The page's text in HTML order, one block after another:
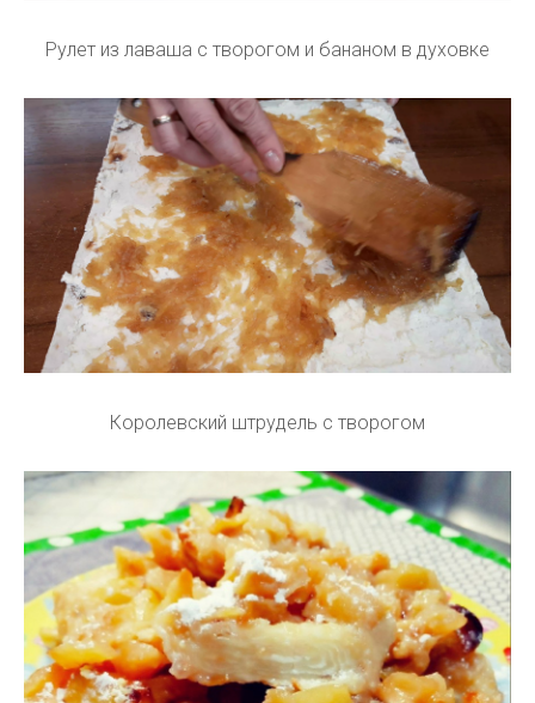
Рулет из лаваша с творогом и бананом в духовке
Королевский штрудель с творогом